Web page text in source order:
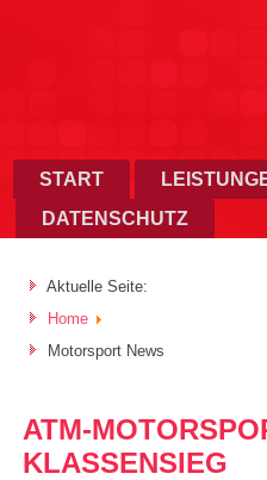
START
DATENSCHUTZ
Aktuelle Seite:
Home
Motorsport News
ATM-
KLASSENSIEG